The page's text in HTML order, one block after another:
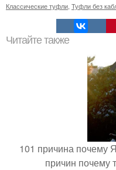
Классические туфли Туфли без
Читайте также
101 причина
причин почему